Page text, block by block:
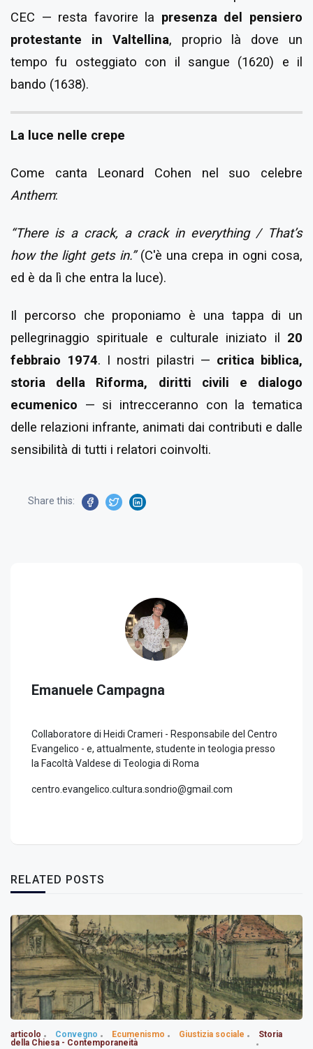
CEC — resta favorire la presenza del pensiero
protestante in Valtellina, proprio là dove un
tempo fu osteggiato con il sangue (1620) e il
bando (1638).
La luce nelle crepe
Come canta Leonard Cohen nel suo celebre
Anthem:
“There is a crack, a crack in everything / That’s
how the light gets in.”(C'è una crepa in ogni cosa,
ed è da lì che entra la luce).
Il percorso che proponiamo è una tappa di un
pellegrinaggio spirituale e culturale iniziato il 20
febbraio 1974. I nostri pilastri — critica biblica,
storia della Riforma, diritti civili e dialogo
ecumenico — si intrecceranno con la tematica
delle relazioni infrante, animati dai contributi e dalle
sensibilità di tutti i relatori coinvolti.
Share this:
Emanuele Campagna
Collaboratore di Heidi Crameri - Responsabile del Centro
Evangelico - e, attualmente, studente in teologia presso
la Facoltà Valdese di Teologia di Roma
centro.evangelico.cultura.sondrio@gmail.com
RELATED POSTS
articolo Convegno Ecumenismo Giustizia sociale
Storia
della Chiesa - Contemporaneità